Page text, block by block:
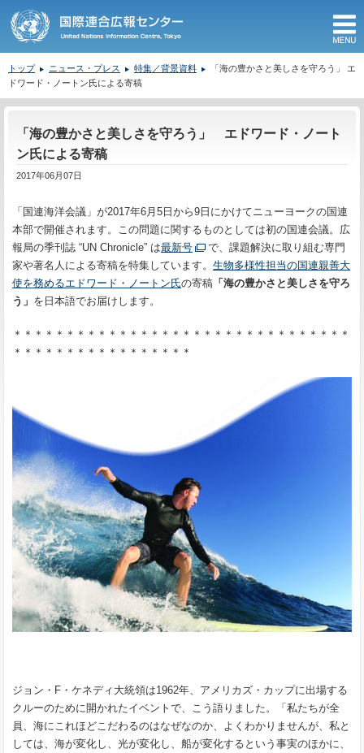
トップ ニュース・プレス 特集／背景資料
「海の豊かさと美しさを守ろう」 エ
ドワード・ノートン氏による寄稿
「海の豊かさと美しさを守ろう」 エドワード・ノート
ン氏による寄稿
2017年06月07日
「国連海洋会議」が2017年6月 5 日から9 日にかけてニューヨークの国連
本部で開催されます。この問題に関するものとしては初の国連会議。広
報局の季刊誌 “UN Chronicle” は最新号
で、課題解決に取り組む専門
家や著名人による寄稿を特集しています。 生物多様性担当の国連親善大
使を務めるエドワード・ノートン氏の寄稿 「海の豊かさと美しさを守ろ
う」 を日本語でお届けします。
＊＊＊＊＊＊＊＊＊＊＊＊＊＊＊＊＊＊＊＊＊＊＊＊＊＊ ＊＊＊＊＊＊
＊＊＊ ＊＊＊＊＊＊＊＊＊ ＊＊＊＊＊
ジョン・F・ケネディ大統領は1962年、アメリカズ・カップに出場する
クルーのために開かれたイベントで、こう語りました。「私たちが全
員、海にこれほどこだわるのはなぜなのか、よくわかりませんが、私と
しては、海が変化し、光が変化し、船が変化するという事実のほかに、